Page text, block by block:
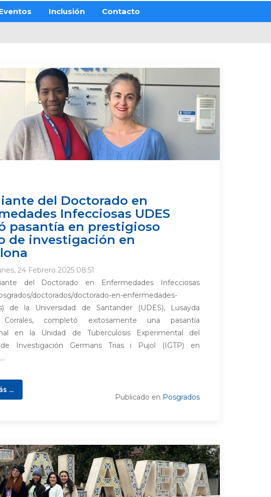
Inclusión Contacto
del Doctorado en
Infecciosas UDES
pasantía en prestigioso
de investigación en
24 Febrero 2025 08:51
del Doctorado en Enfermedades Infecciosas
doctorados/doctorado-en-enfermedades-
de la Universidad de Santander (UDES), Lusayda
Corrales, completó exitosamente una pasantía
en la Unidad de Tuberculosis Experimental del
Investigación Germans Trias i Pujol (IGTP) en
...
Publicado en Posgrados